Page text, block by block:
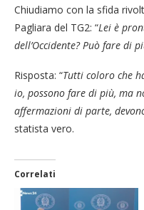
Chiudiamo con la sfida
Pagliara del TG2: “Lei è
dell’Occidente? Può fare di
Risposta: “Tutti coloro che
io, possono fare di più, ma
affermazioni di parte,
statista vero.
Correlati